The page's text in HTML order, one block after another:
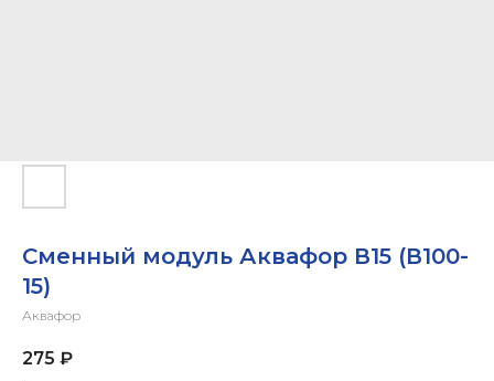
Сменный модуль Аквафор В15 (В100-
15)
Аквафор
275 ₽